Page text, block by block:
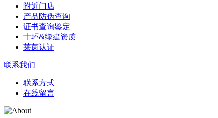
附近门店
产品防伪查询
证书查询鉴定
十环&绿建资质
莱茵认证
联系我们
联系方式
在线留言